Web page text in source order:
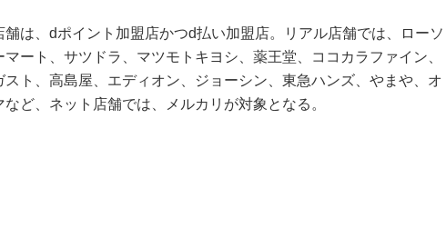
は、dポイント加盟店かつd払い加盟店。リアル店舗では、ローソ
マート、サツドラ、マツモトキヨシ、薬王堂、ココカラファイン、
スト、高島屋、エディオン、ジョーシン、東急ハンズ、やまや、オ
ど、ネット店舗では、メルカリが対象となる。